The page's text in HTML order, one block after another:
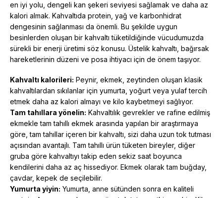
en iyi yolu, dengeli kan şekeri seviyesi sağlamak ve daha az
kalori almak. Kahvaltıda protein, yağ ve karbonhidrat
dengesinin sağlanması da önemli. Bu şekilde uygun
besinlerden oluşan bir kahvaltı tüketildiğinde vücudumuzda
sürekli bir enerji üretimi söz konusu. Üstelik kahvaltı, bağırsak
hareketlerinin düzeni ve posa ihtiyacı için de önem taşıyor.
Kahvaltı kalorileri: Peynir, ekmek, zeytinden oluşan klasik
kahvaltılardan sıkılanlar için yumurta, yoğurt veya yulaf tercih
etmek daha az kalori almayı ve kilo kaybetmeyi sağlıyor.
Tam tahıllara yönelin: Kahvaltılık gevrekler ve rafine edilmiş
ekmekle tam tahıllı ekmek arasında yapılan bir araştırmaya
göre, tam tahıllar içeren bir kahvaltı, sizi daha uzun tok tutması
açısından avantajlı. Tam tahıllı ürün tüketen bireyler, diğer
gruba göre kahvaltıyı takip eden sekiz saat boyunca
kendilerini daha az aç hissediyor. Ekmek olarak tam buğday,
çavdar, kepek de seçilebilir.
Yumurta yiyin: Yumurta, anne sütünden sonra en kaliteli